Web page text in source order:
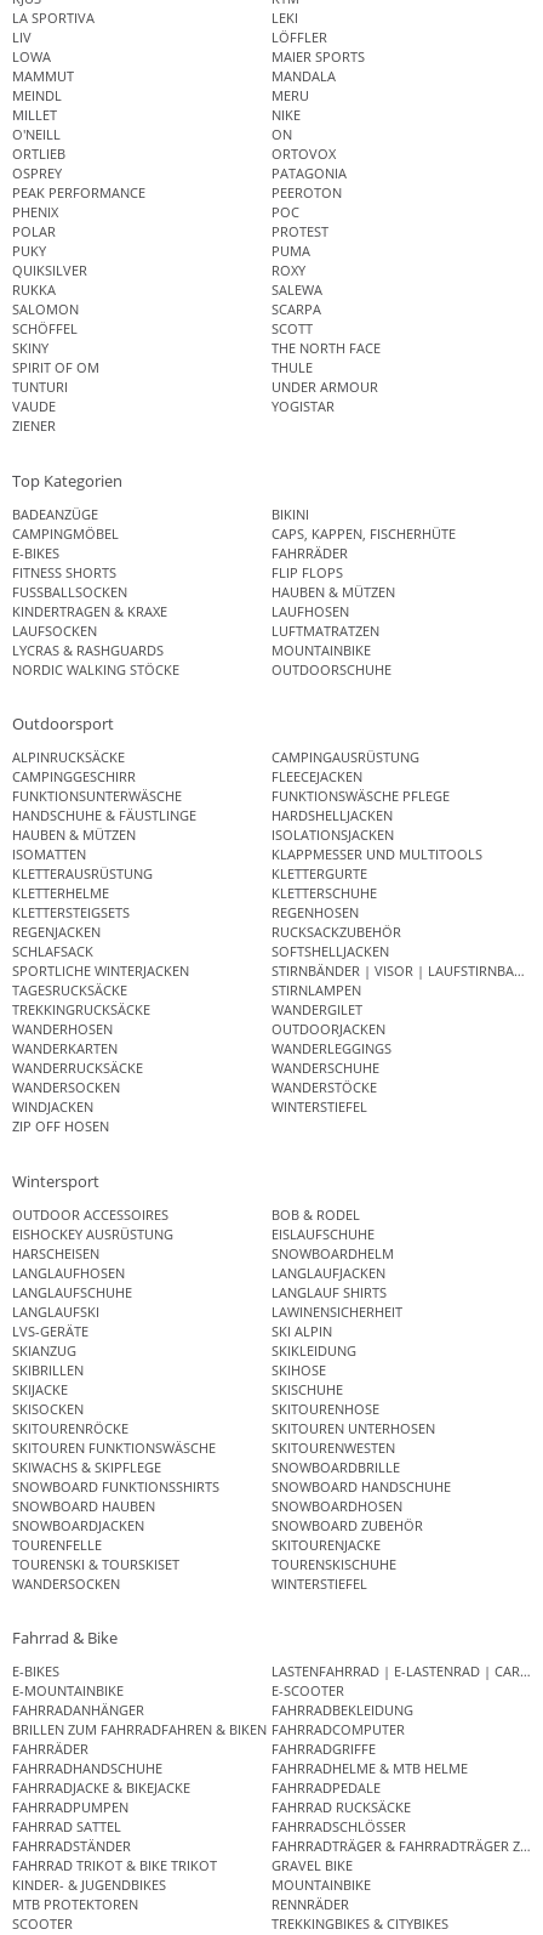
LA SPORTIVA
LEKI
LIV
LÖFFLER
LOWA
MAIER SPORTS
MAMMUT
MANDALA
MEINDL
MERU
MILLET
NIKE
O'NEILL
ON
ORTLIEB
ORTOVOX
OSPREY
PATAGONIA
PEAK PERFORMANCE
PEEROTON
PHENIX
POC
POLAR
PROTEST
PUKY
PUMA
QUIKSILVER
ROXY
RUKKA
SALEWA
SALOMON
SCARPA
SCHÖFFEL
SCOTT
SKINY
THE NORTH FACE
SPIRIT OF OM
THULE
TUNTURI
UNDER ARMOUR
VAUDE
YOGISTAR
ZIENER
Top Kategorien
BADEANZÜGE
BIKINI
CAMPINGMÖBEL
CAPS, KAPPEN, FISCHERHÜTE
E-BIKES
FAHRRÄDER
FITNESS SHORTS
FLIP FLOPS
FUSSBALLSOCKEN
HAUBEN & MÜTZEN
KINDERTRAGEN & KRAXE
LAUFHOSEN
LAUFSOCKEN
LUFTMATRATZEN
LYCRAS & RASHGUARDS
MOUNTAINBIKE
NORDIC WALKING STÖCKE
OUTDOORSCHUHE
Outdoorsport
ALPINRUCKSÄCKE
CAMPINGAUSRÜSTUNG
CAMPINGGESCHIRR
FLEECEJACKEN
FUNKTIONSUNTERWÄSCHE
FUNKTIONSWÄSCHE PFLEGE
HANDSCHUHE & FÄUSTLINGE
HARDSHELLJACKEN
HAUBEN & MÜTZEN
ISOLATIONSJACKEN
ISOMATTEN
KLAPPMESSER UND MULTITOOLS
KLETTERAUSRÜSTUNG
KLETTERGURTE
KLETTERHELME
KLETTERSCHUHE
KLETTERSTEIGSETS
REGENHOSEN
REGENJACKEN
RUCKSACKZUBEHÖR
SCHLAFSACK
SOFTSHELLJACKEN
SPORTLICHE WINTERJACKEN
STIRNBÄNDER | VISOR | LAUFSTIRNBAND
TAGESRUCKSÄCKE
STIRNLAMPEN
TREKKINGRUCKSÄCKE
WANDERGILET
WANDERHOSEN
OUTDOORJACKEN
WANDERKARTEN
WANDERLEGGINGS
WANDERRUCKSÄCKE
WANDERSCHUHE
WANDERSOCKEN
WANDERSTÖCKE
WINDJACKEN
WINTERSTIEFEL
ZIP OFF HOSEN
Wintersport
OUTDOOR ACCESSOIRES
BOB & RODEL
EISHOCKEY AUSRÜSTUNG
EISLAUFSCHUHE
HARSCHEISEN
SNOWBOARDHELM
LANGLAUFHOSEN
LANGLAUFJACKEN
LANGLAUFSCHUHE
LANGLAUF SHIRTS
LANGLAUFSKI
LAWINENSICHERHEIT
LVS-GERÄTE
SKI ALPIN
SKIANZUG
SKIKLEIDUNG
SKIBRILLEN
SKIHOSE
SKIJACKE
SKISCHUHE
SKISOCKEN
SKITOURENHOSE
SKITOURENRÖCKE
SKITOUREN UNTERHOSEN
SKITOUREN FUNKTIONSWÄSCHE
SKITOURENWESTEN
SKIWACHS & SKIPFLEGE
SNOWBOARDBRILLE
SNOWBOARD FUNKTIONSSHIRTS
SNOWBOARD HANDSCHUHE
SNOWBOARD HAUBEN
SNOWBOARDHOSEN
SNOWBOARDJACKEN
SNOWBOARD ZUBEHÖR
TOURENFELLE
SKITOURENJACKE
TOURENSKI & TOURSKISET
TOURENSKISCHUHE
WANDERSOCKEN
WINTERSTIEFEL
Fahrrad & Bike
E-BIKES
LASTENFAHRRAD | E-LASTENRAD |
E-MOUNTAINBIKE
E-SCOOTER
FAHRRADANHÄNGER
FAHRRADBEKLEIDUNG
BRILLEN ZUM FAHRRADFAHREN & BIKEN FAHRRADCOMPUTER
FAHRRÄDER
FAHRRADGRIFFE
FAHRRADHANDSCHUHE
FAHRRADHELME & MTB HELME
FAHRRADJACKE & BIKEJACKE
FAHRRADPEDALE
FAHRRADPUMPEN
FAHRRAD RUCKSÄCKE
FAHRRAD SATTEL
FAHRRADSCHLÖSSER
FAHRRADSTÄNDER
FAHRRADTRÄGER & FAHRRADTRÄGER
FAHRRAD TRIKOT & BIKE TRIKOT
GRAVEL BIKE
KINDER- & JUGENDBIKES
MOUNTAINBIKE
MTB PROTEKTOREN
RENNRÄDER
SCOOTER
TREKKINGBIKES & CITYBIKES